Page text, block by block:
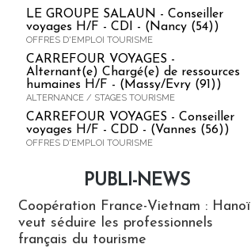
LE GROUPE SALAUN - Conseiller
voyages H/F - CDI - (Nancy (54))
OFFRES D'EMPLOI TOURISME
CARREFOUR VOYAGES -
Alternant(e) Chargé(e) de ressources
humaines H/F - (Massy/Evry (91))
ALTERNANCE / STAGES TOURISME
CARREFOUR VOYAGES - Conseiller
voyages H/F - CDD - (Vannes (56))
OFFRES D'EMPLOI TOURISME
PUBLI-NEWS
Coopération France-Vietnam : Hanoï
veut séduire les professionnels
français du tourisme